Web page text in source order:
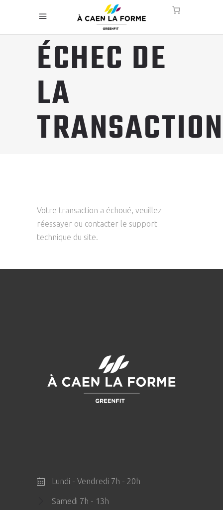
ÉCHEC DE
LA
Votre transaction a échoué, veuillez
réessayer ou contacter le support
technique du site.
Lundi - Vendredi 7h - 20h
Samedi 7h - 13h